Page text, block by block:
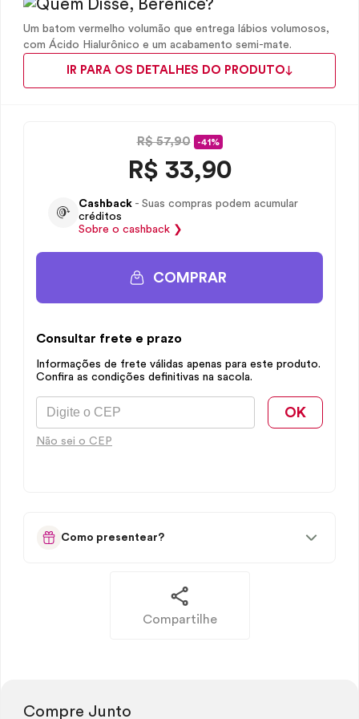
Um batom vermelho volumão que entrega lábios volumosos,
com Ácido Hialurônico e um acabamento semi-mate.
IR PARA OS DETALHES DO PRODUTO
R$ 57,90 -41%
R$ 33,90
Cashback - Suas compras podem acumular
créditos
Sobre o cashback ❯
COMPRAR
Consultar frete e prazo
Informações de frete válidas apenas para este produto.
Confira as condições definitivas na sacola.
OK
Não sei o CEP
Como presentear?
Compartilhe
Compre Junto